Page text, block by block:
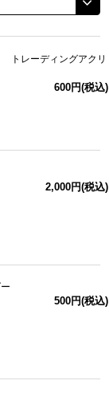
トレーディングアクリ
600円(税込)
2,000円(税込)
500円(税込)